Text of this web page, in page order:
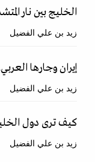
الخليج بين نار
زيد بن علي الفضيل
إيران وجارها
زيد بن علي الفضيل
كيف ترى دول الخليج
زيد بن علي الفضيل